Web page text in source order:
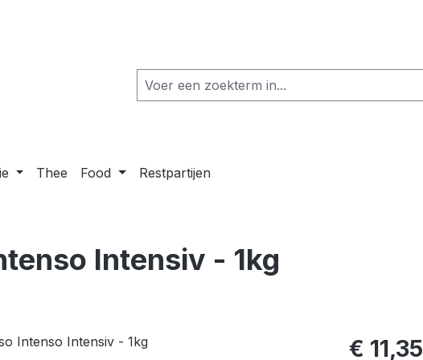
Thee Food Restpartijen
Intensiv - 1kg
€ 11,35